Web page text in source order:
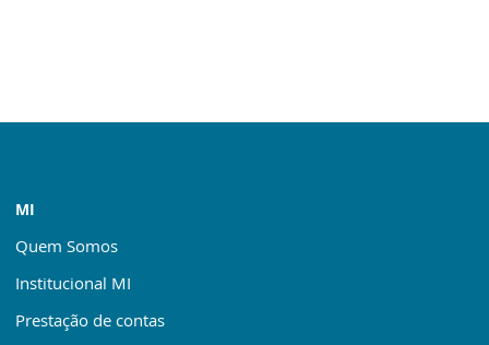
MI
Quem Somos
Institucional MI
Prestação de contas